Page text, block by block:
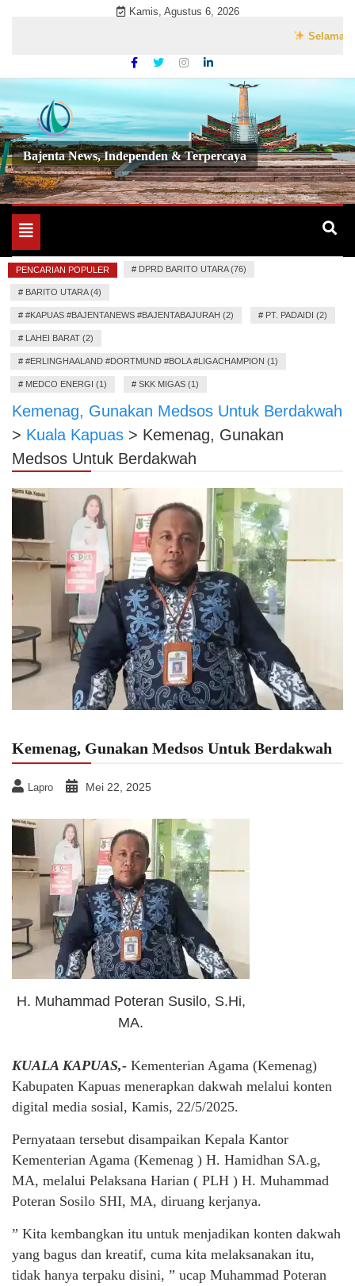
Kamis, Agustus 6, 2026
Selamat
Bajenta News, Independen & Terpercaya
Toggle
navigation
PENCARIAN POPULER # DPRD BARITO UTARA (76)
# BARITO UTARA (4)
# #KAPUAS #BAJENTANEWS #BAJENTABAJURAH (2) # PT. PADAIDI (2)
# LAHEI BARAT (2)
# #ERLINGHAALAND #DORTMUND #BOLA #LIGACHAMPION (1)
# MEDCO ENERGI (1) # SKK MIGAS (1)
Kemenag, Gunakan Medsos Untuk Berdakwah
> Kuala Kapuas > Kemenag, Gunakan
Medsos Untuk Berdakwah
Kemenag, Gunakan Medsos Untuk Berdakwah
Lapro Mei 22, 2025
H. Muhammad Poteran Susilo, S.Hi,
MA.
KUALA KAPUAS,- Kementerian Agama (Kemenag)
Kabupaten Kapuas menerapkan dakwah melalui konten
digital media sosial, Kamis, 22/5/2025.
Pernyataan tersebut disampaikan Kepala Kantor
Kementerian Agama (Kemenag ) H. Hamidhan SA.g,
MA, melalui Pelaksana Harian ( PLH ) H. Muhammad
Poteran Sosilo SHI, MA, diruang kerjanya.
” Kita kembangkan itu untuk menjadikan konten dakwah
yang bagus dan kreatif, cuma kita melaksanakan itu,
tidak hanya terpaku disini, ” ucap Muhammad Poteran